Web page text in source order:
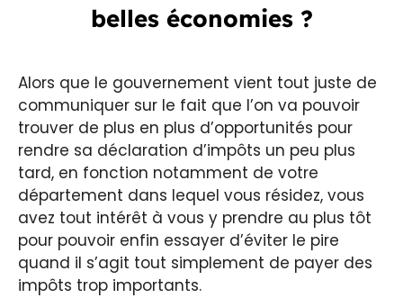
belles économies ?
Alors que le gouvernement vient tout juste de
communiquer sur le fait que l’on va pouvoir
trouver de plus en plus d’opportunités pour
rendre sa déclaration d’impôts un peu plus
tard, en fonction notamment de votre
département dans lequel vous résidez, vous
avez tout intérêt à vous y prendre au plus tôt
pour pouvoir enfin essayer d’éviter le pire
quand il s’agit tout simplement de payer des
impôts trop importants.